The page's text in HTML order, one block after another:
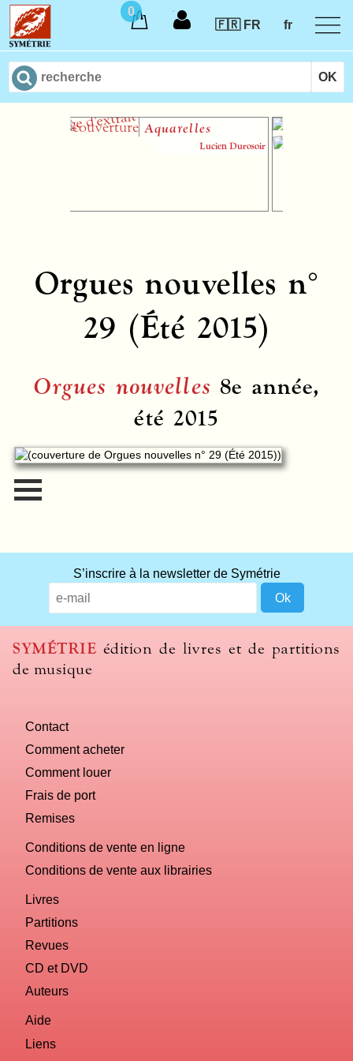
0
🇫🇷 FR
fr
Aquarelles
Lucien Durosoir
Orgues nouvelles n°
29 (Été 2015)
Orgues nouvelles 8e année,
été 2015
S’inscrire à la newsletter de Symétrie
SYMÉTRIE édition de livres et de partitions
de musique
Contact
Comment acheter
Comment louer
Frais de port
Remises
Conditions de vente en ligne
Conditions de vente aux librairies
Livres
Partitions
Revues
CD et DVD
Auteurs
Aide
Liens